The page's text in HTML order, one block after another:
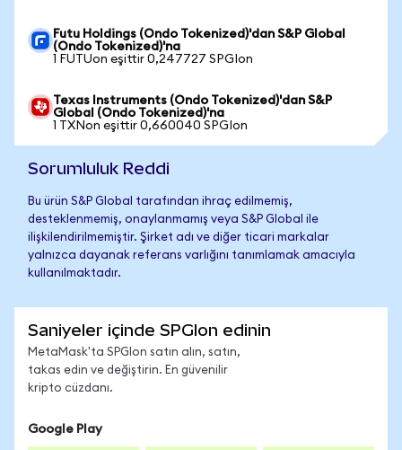
Futu Holdings (Ondo Tokenized)'dan S&P Global
(Ondo Tokenized)'na
1 FUTUon eşittir 0,247727 SPGIon
Texas Instruments (Ondo Tokenized)'dan S&P
Global (Ondo Tokenized)'na
1 TXNon eşittir 0,660040 SPGIon
Sorumluluk Reddi
Bu ürün S&P Global tarafından ihraç edilmemiş,
desteklenmemiş, onaylanmamış veya S&P Global ile
ilişkilendirilmemiştir. Şirket adı ve diğer ticari markalar
yalnızca dayanak referans varlığını tanımlamak amacıyla
kullanılmaktadır.
Saniyeler içinde SPGIon edinin
MetaMask'ta SPGIon satın alın, satın,
takas edin ve değiştirin. En güvenilir
kripto cüzdanı.
Google Play